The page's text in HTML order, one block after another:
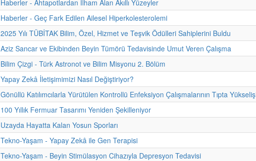
Haberler - Ahtapotlardan İlham Alan Akıllı Yüzeyler
Haberler - Geç Fark Edilen Ailesel Hiperkolesterolemi
2025 Yılı TÜBİTAK Bilim, Özel, Hizmet ve Teşvik Ödülleri Sahiplerini Buldu
Aziz Sancar ve Ekibinden Beyin Tümörü Tedavisinde Umut Veren Çalışma
Bilim Çizgi - Türk Astronot ve Bilim Misyonu 2. Bölüm
Yapay Zekâ İletişimimizi Nasıl Değiştiriyor?
Gönüllü Katılımcılarla Yürütülen Kontrollü Enfeksiyon Çalışmalarının Tıpta
100 Yıllık Fermuar Tasarımı Yeniden Şekilleniyor
Uzayda Hayatta Kalan Yosun Sporları
Tekno-Yaşam - Yapay Zekâ ile Gen Terapisi
Tekno-Yaşam - Beyin Stimülasyon Cihazıyla Depresyon Tedavisi